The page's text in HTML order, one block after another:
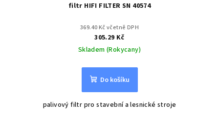
filtr HIFI FILTER SN 40574
369.40 Kč včetně DPH
305.29 Kč
Skladem (Rokycany)
Do košíku
palivový filtr pro stavební a lesnické stroje